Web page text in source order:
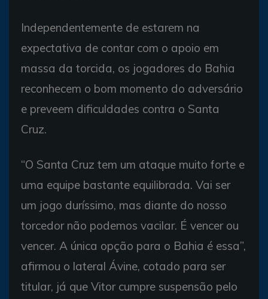
Independentemente de estarem na
expectativa de contar com o apoio em
massa da torcida, os jogadores do Bahia
reconhecem o bom momento do adversário
e preveem dificuldades contra o Santa
Cruz.
“O Santa Cruz tem um ataque muito forte e
uma equipe bastante equilibrada. Vai ser
um jogo duríssimo, mas diante do nosso
torcedor não podemos vacilar. É vencer ou
vencer. A única opção para o Bahia é essa”,
afirmou o lateral Ávine, cotado para ser
titular, já que Vitor cumpre suspensão pelo